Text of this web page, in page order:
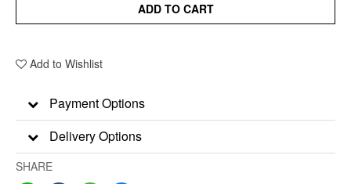
ADD TO CART
Add to Wishlist
Payment Options
Delivery Options
SHARE